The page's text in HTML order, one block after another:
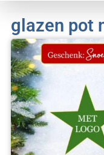
glazen pot